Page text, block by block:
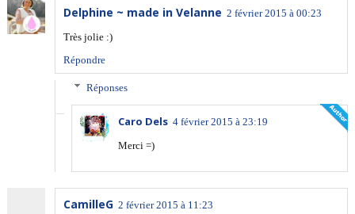
Delphine ~ made in Velanne 2 février 2015 à 00:23
Très jolie :)
Répondre
Réponses
Caro Dels 4 février 2015 à 23:19
Merci =)
CamilleG 2 février 2015 à 11:23